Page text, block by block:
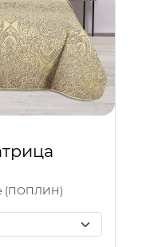
(ПОПЛИН)